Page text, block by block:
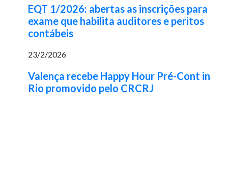
EQT 1/2026: abertas as inscrições para
exame que habilita auditores e peritos
contábeis
23/2/2026
Valença recebe Happy Hour Pré-Cont in
Rio promovido pelo CRCRJ